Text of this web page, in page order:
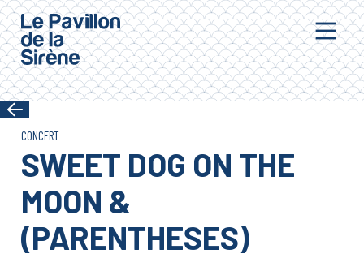
Aller au contenu principal
CONCERT
SWEET DOG ON THE
MOON &
(PARENTHESES)